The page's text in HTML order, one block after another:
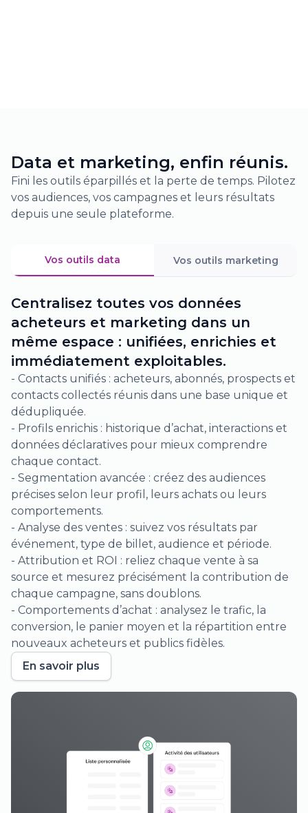
Data et marketing, enfin réunis.
Fini les outils éparpillés et la perte de temps. Pilotez
vos audiences, vos campagnes et leurs résultats
depuis une seule plateforme.
Vos outils data Vos outils marketing
Centralisez toutes vos données
acheteurs et marketing dans un
même espace : unifiées, enrichies et
immédiatement exploitables.
- Contacts unifiés : acheteurs, abonnés, prospects et
contacts collectés réunis dans une base unique et
dédupliquée.
- Profils enrichis : historique d’achat, interactions et
données déclaratives pour mieux comprendre
chaque contact.
- Segmentation avancée : créez des audiences
précises selon leur profil, leurs achats ou leurs
comportements.
- Analyse des ventes : suivez vos résultats par
événement, type de billet, audience et période.
- Attribution et ROI : reliez chaque vente à sa
source et mesurez précisément la contribution de
chaque campagne, sans doublons.
- Comportements d’achat : analysez le trafic, la
conversion, le panier moyen et la répartition entre
nouveaux acheteurs et publics fidèles.
En savoir plus